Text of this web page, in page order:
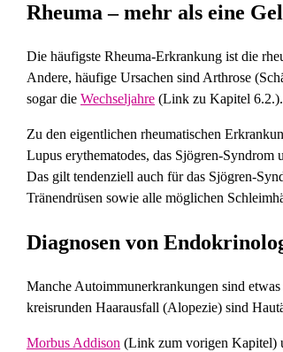
Rheuma – mehr als eine
Die häufigste Rheuma-Erkrankung ist die
Andere, häufige Ursachen sind Arthrose
sogar die Wechseljahre (Link zu Kapitel 6.2.).
Zu den eigentlichen rheumatischen
Lupus erythematodes, das Sjögren-
Das gilt tendenziell auch für das Sjögren-
Tränendrüsen sowie alle möglichen
Diagnosen von
Manche Autoimmunerkrankungen sind
kreisrunden Haarausfall (Alopezie) sind
Morbus Addison (Link zum vorigen Kapitel)